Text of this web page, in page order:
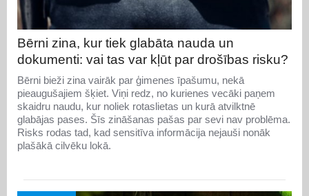
Bērni zina, kur tiek glabāta nauda un
dokumenti: vai tas var kļūt par drošības risku?
Bērni bieži zina vairāk par ģimenes īpašumu, nekā
pieaugušajiem šķiet. Viņi redz, no kurienes vecāki paņem
skaidru naudu, kur noliek rotaslietas un kurā atvilktnē
glabājas pases. Šīs zināšanas pašas par sevi nav problēma.
Risks rodas tad, kad sensitīva informācija nejauši nonāk
plašākā cilvēku lokā.